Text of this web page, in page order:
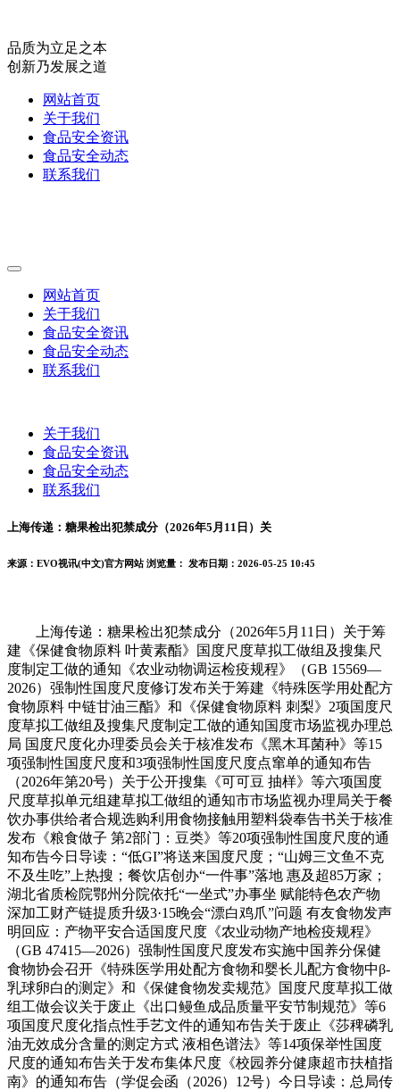
品质为立足之本
创新乃发展之道
网站首页
关于我们
食品安全资讯
食品安全动态
联系我们
网站首页
关于我们
食品安全资讯
食品安全动态
联系我们
关于我们
食品安全资讯
食品安全动态
联系我们
上海传递：糖果检出犯禁成分（2026年5月11日）关
来源：EVO视讯(中文)官方网站 浏览量： 发布日期：2026-05-25 10:45
上海传递：糖果检出犯禁成分（2026年5月11日）关于筹
建《保健食物原料 叶黄素酯》国度尺度草拟工做组及搜集尺
度制定工做的通知《农业动物调运检疫规程》（GB 15569—
2026）强制性国度尺度修订发布关于筹建《特殊医学用处配方
食物原料 中链甘油三酯》和《保健食物原料 刺梨》2项国度尺
度草拟工做组及搜集尺度制定工做的通知国度市场监视办理总
局 国度尺度化办理委员会关于核准发布《黑木耳菌种》等15
项强制性国度尺度和3项强制性国度尺度点窜单的通知布告
（2026年第20号）关于公开搜集《可可豆 抽样》等六项国度
尺度草拟单元组建草拟工做组的通知市市场监视办理局关于餐
饮办事供给者合规选购利用食物接触用塑料袋奉告书关于核准
发布《粮食做子 第2部门：豆类》等20项强制性国度尺度的通
知布告今日导读：“低GI”将送来国度尺度；“山姆三文鱼不克
不及生吃”上热搜；餐饮店创办“一件事”落地 惠及超85万家；
湖北省质检院鄂州分院依托“一坐式”办事坐 赋能特色农产物
深加工财产链提质升级3·15晚会“漂白鸡爪”问题 有友食物发声
明回应：产物平安合适国度尺度《农业动物产地检疫规程》
（GB 47415—2026）强制性国度尺度发布实施中国养分保健
食物协会召开《特殊医学用处配方食物和婴长儿配方食物中β-
乳球卵白的测定》和《保健食物发卖规范》国度尺度草拟工做
组工做会议关于废止《出口鳗鱼成品质量平安节制规范》等6
项国度尺度化指点性手艺文件的通知布告关于废止《莎稗磷乳
油无效成分含量的测定方式 液相色谱法》等14项保举性国度
尺度的通知布告关于发布集体尺度《校园养分健康超市扶植指
南》的通知布告（学促会函（2026）12号）今日导读：总局传